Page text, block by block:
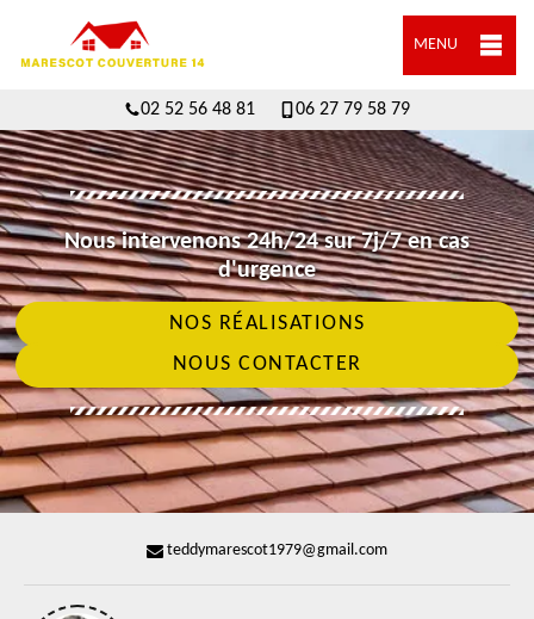
MENU
02 52 56 48 81 06 27 79 58 79
Nous intervenons 24h/24 sur 7j/7 en cas
d'urgence
NOS RÉALISATIONS
NOUS CONTACTER
teddymarescot1979@gmail.com